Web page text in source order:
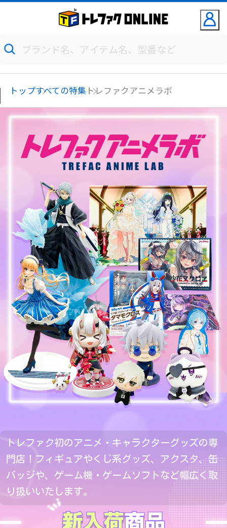
トップすべての特集 トレファクアニメラボ
トレファク初のアニメ・キャラクターグッズの専
門店！フィギュアやくじ系グッズ、アクスタ、缶
バッジや、ゲーム機・ゲームソフトなど幅広く取
り扱いいたします。